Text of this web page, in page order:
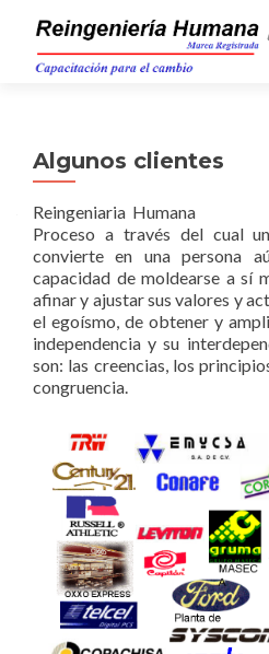
Algunos clientes
Reingeniaria Humana
Proceso a través del cual
convierte en una persona
capacidad de moldearse a sí
afinar y ajustar sus valores y
el egoísmo, de obtener y
independencia y su
son: las creencias, los
congruencia.